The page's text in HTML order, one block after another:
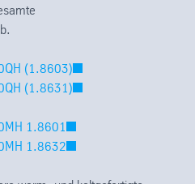
(1.8603)
(1.8631)
1.8601
1.8632